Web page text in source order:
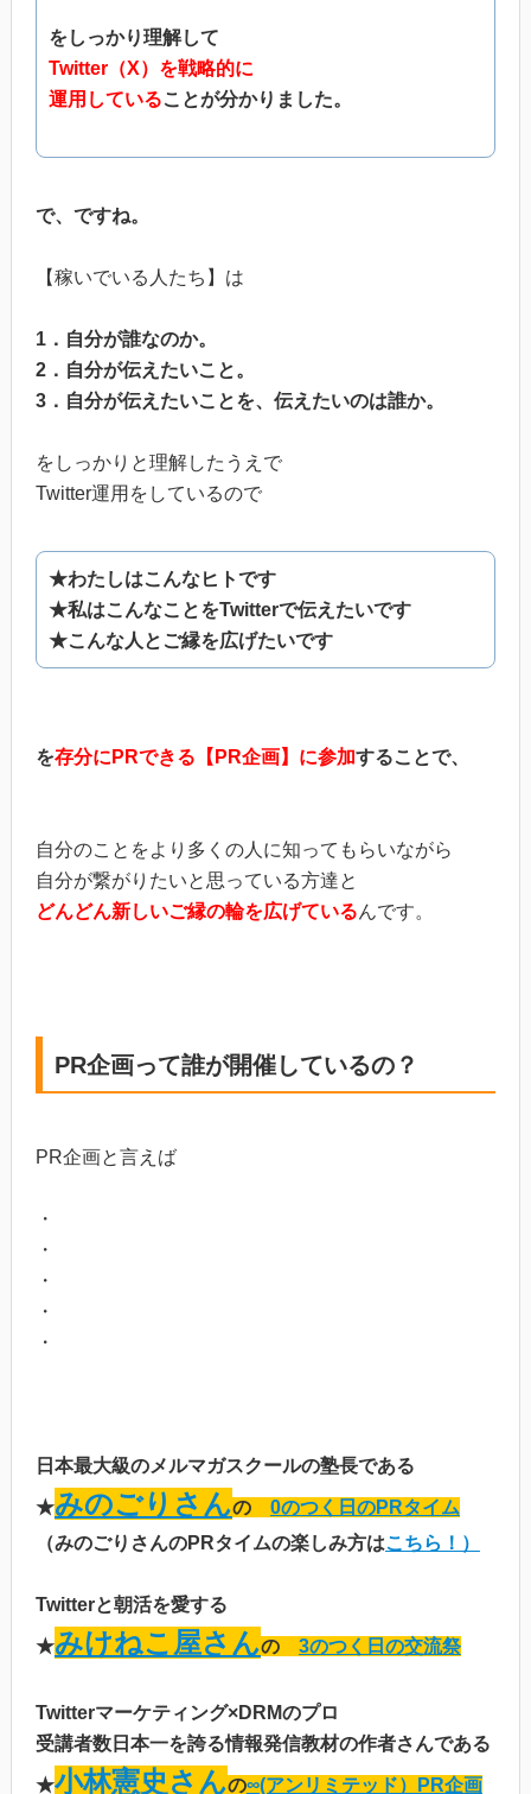
をしっかり理解して
Twitter（X）を戦略的に
運用していることが分かりました。
で、ですね。
【稼いでいる人たち】は
1．自分が誰なのか。
2．自分が伝えたいこと。
3．自分が伝えたいことを、伝えたいのは誰か。
をしっかりと理解したうえで
Twitter運用をしているので
★わたしはこんなヒトです
★私はこんなことをTwitterで伝えたいです
★こんな人とご縁を広げたいです
を存分にPRできる【PR企画】に参加することで、
自分のことをより多くの人に知ってもらいながら
自分が繋がりたいと思っている方達と
どんどん新しいご縁の輪を広げているんです。
PR企画って誰が開催しているの？
PR企画と言えば
・
・
・
・
・
日本最大級のメルマガスクールの塾長である
★みのごりさんの 0のつく日のPRタイム
（みのごりさんのPRタイムの楽しみ方はこちら！）
Twitterと朝活を愛する
★みけねこ屋さんの 3のつく日の交流祭
Twitterマーケティング×DRMのプロ
受講者数日本一を誇る情報発信教材の作者さんである
★小林憲史さんの∞(アンリミテッド）PR企画